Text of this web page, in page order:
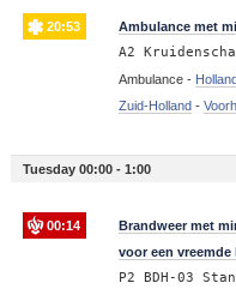
20:53 Ambulance met
A2
Ambulance -
Zuid-Holland-
Tuesday 00:00 - 1:00
00:14
Brandweer met
voor een vreemde
P2 BDH-03